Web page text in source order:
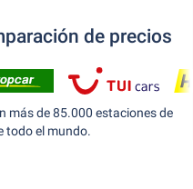
de precios
más de 85.000 estaciones de
todo el mundo.